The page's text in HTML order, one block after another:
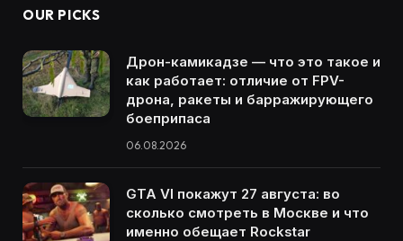
OUR PICKS
Дрон-камикадзе — что это такое и
как работает: отличие от FPV-
дрона, ракеты и барражирующего
боеприпаса
06.08.2026
GTA VI покажут 27 августа: во
сколько смотреть в Москве и что
именно обещает Rockstar